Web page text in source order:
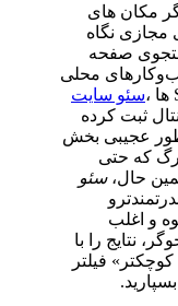
مکان های
مجازی نگاه
‌صفحه
محلی
سئو سایت
ثبت کرده
عجیبی بخش
که حتی
حال،سئو
و اغلب
نتایج را با
فیلتر
بسپارید.